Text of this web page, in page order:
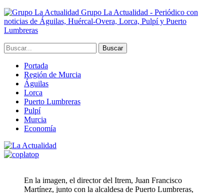
Grupo La Actualidad - Periódico con
noticias de Águilas, Huércal-Overa, Lorca, Pulpí y Puerto
Lumbreras
Portada
Región de Murcia
Águilas
Lorca
Puerto Lumbreras
Pulpí
Murcia
Economía
En la imagen, el director del Itrem, Juan Francisco
Martínez, junto con la alcaldesa de Puerto Lumbreras,